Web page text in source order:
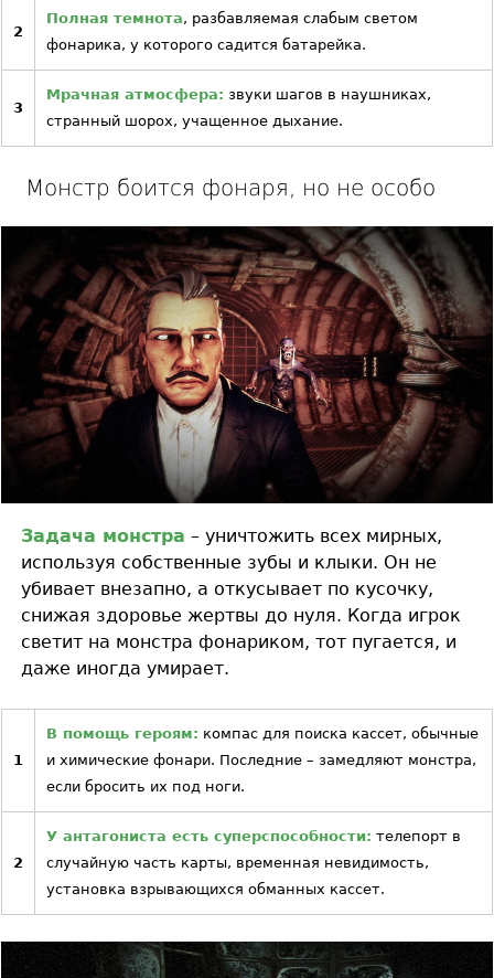
2
Полная темнота, разбавляемая слабым светом
фонарика, у которого садится батарейка.
3
Мрачная атмосфера: звуки шагов в наушниках,
странный шорох, учащенное дыхание.
Монстр боится фонаря, но не особо
Задача монстра – уничтожить всех мирных,
используя собственные зубы и клыки. Он не
убивает внезапно, а откусывает по кусочку,
снижая здоровье жертвы до нуля. Когда игрок
светит на монстра фонариком, тот пугается, и
даже иногда умирает.
1
В помощь героям: компас для поиска кассет, обычные
и химические фонари. Последние – замедляют монстра,
если бросить их под ноги.
2
У антагониста есть суперспособности: телепорт в
случайную часть карты, временная невидимость,
установка взрывающихся обманных кассет.